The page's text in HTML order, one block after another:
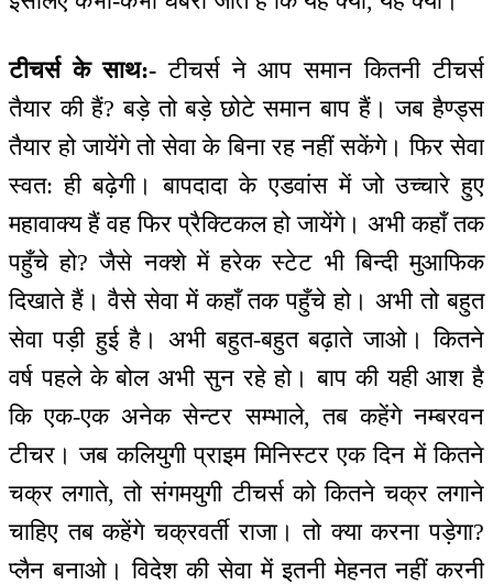
टीचर्स के साथ:-टीचर्स ने आप समान कितनी टीचर्स
तैयार की हैं? बड़े तो बड़े छोटे समान बाप हैं। जब हैण्ड्स
तैयार हो जायेंगे तो सेवा के बिना रह नहीं सकेंगे। फिर सेवा
स्वत: ही बढ़ेगी। बापदादा के एडवांस में जो उच्चारे हुए
महावाक्य हैं वह फिर प्रैक्टिकल हो जायेंगे। अभी कहाँ तक
पहुँचे हो? जैसे नक्शे में हरेक स्टेट भी बिन्दी मुआफिक
दिखाते हैं। वैसे सेवा में कहाँ तक पहुँचे हो। अभी तो बहुत
सेवा पड़ी हुई है। अभी बहुत-बहुत बढ़ाते जाओ। कितने
वर्ष पहले के बोल अभी सुन रहे हो। बाप की यही आश है
कि एक-एक अनेक सेन्टर सम्भाले, तब कहेंगे नम्बरवन
टीचर। जब कलियुगी प्राइम मिनिस्टर एक दिन में कितने
चक्र लगाते, तो संगमयुगी टीचर्स को कितने चक्र लगाने
चाहिए तब कहेंगे चक्रवर्ती राजा। तो क्या करना पड़ेगा?
प्लैन बनाओ। विदेश की सेवा में इतनी मेहनत नहीं करनी